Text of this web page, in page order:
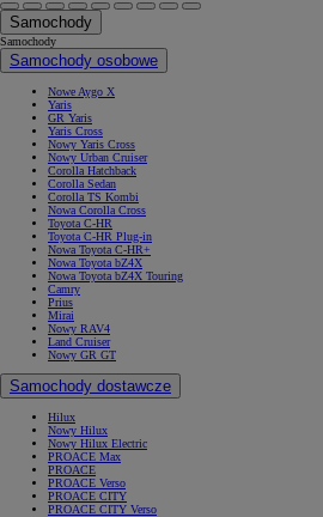
Samochody
Samochody
Samochody osobowe
Nowe Aygo X
Yaris
GR Yaris
Yaris Cross
Nowy Yaris Cross
Nowy Urban Cruiser
Corolla Hatchback
Corolla Sedan
Corolla TS Kombi
Nowa Corolla Cross
Toyota C-HR
Toyota C-HR Plug-in
Nowa Toyota C-HR+
Nowa Toyota bZ4X
Nowa Toyota bZ4X Touring
Camry
Prius
Mirai
Nowy RAV4
Land Cruiser
Nowy GR GT
Samochody dostawcze
Hilux
Nowy Hilux
Nowy Hilux Electric
PROACE Max
PROACE
PROACE Verso
PROACE CITY
PROACE CITY Verso